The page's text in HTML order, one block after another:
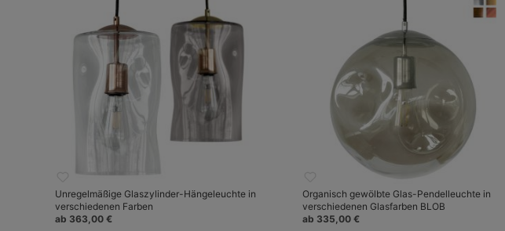
Unregelmäßige Glaszylinder-Hängeleuchte in
verschiedenen Farben
ab 363,00 €
Organisch gewölbte Glas-Pendelleuchte in
verschiedenen Glasfarben BLOB
ab 335,00 €